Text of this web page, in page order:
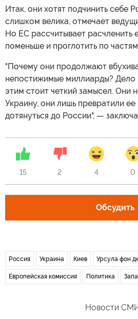
Итак, они хотят подчинить себе
слишком велика, отмечает
Но ЕС рассчитывает расчленить
поменьше и проглотить по
"Почему они продолжают
непостижимые миллиарды? Дело
этим стоит четкий замысел. Они
Украину, они лишь превратили ее
дотянуться до России", —
15 2 4 0
Обсудить
Россия Украина Киев Урсула фон
Европейская комиссия Политика
Новости